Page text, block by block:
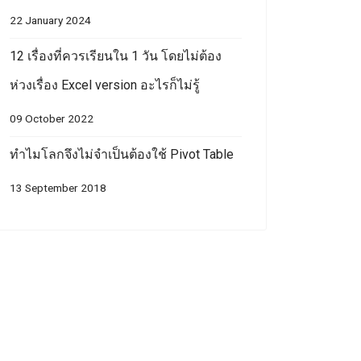
formulas
22 January 2024
12 เรื่องที่ควรเรียนใน 1 วัน โดยไม่ต้อง
ห่วงเรื่อง Excel version อะไรก็ไม่รู้
09 October 2022
ทำไมโลกจึงไม่จำเป็นต้องใช้ Pivot Table
13 September 2018